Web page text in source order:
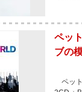
ペッ
ブの
ペッ